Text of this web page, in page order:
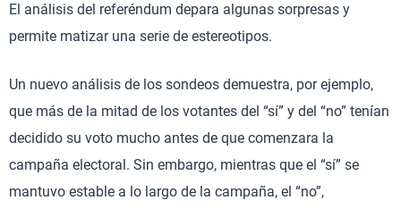
El análisis del referéndum depara algunas sorpresas y
permite matizar una serie de estereotipos.
Un nuevo análisis de los sondeos demuestra, por ejemplo,
que más de la mitad de los votantes del “sí” y del “no” tenían
decidido su voto mucho antes de que comenzara la
campaña electoral. Sin embargo, mientras que el “sí” se
mantuvo estable a lo largo de la campaña, el “no”,